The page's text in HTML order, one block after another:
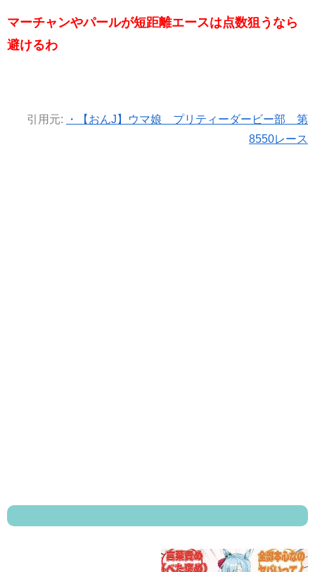
マーチャンやパールが短距離エースは点数狙うなら
避けるわ
引用元:
・【おんJ】ウマ娘 プリティーダービー部 第
8550レース